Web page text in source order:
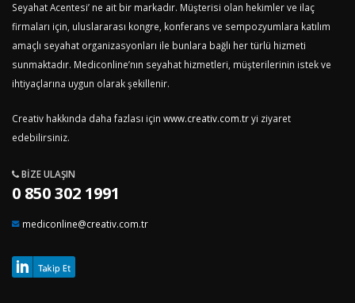
Seyahat Acentesi’ ne ait bir markadır. Müşterisi olan hekimler ve ilaç
firmaları için, uluslararası kongre, konferans ve sempozyumlara katılım
amaçlı seyahat organizasyonları ile bunlara bağlı her türlü hizmeti
sunmaktadır. Mediconline’nın seyahat hizmetleri, müşterilerinin istek ve
ihtiyaçlarına uygun olarak şekillenir.
Creativ hakkında daha fazlası için www.creativ.com.tryi ziyaret
edebilirsiniz.
BIZE ULAŞIN
0 850 302 1991
mediconline@creativ.com.tr